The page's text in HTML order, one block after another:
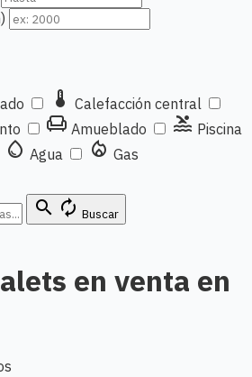
thermostat Calefacción central
chair Amueblado pool Piscina
water_drop Agua local_fire_department Gas
search autorenew Buscar
en venta en